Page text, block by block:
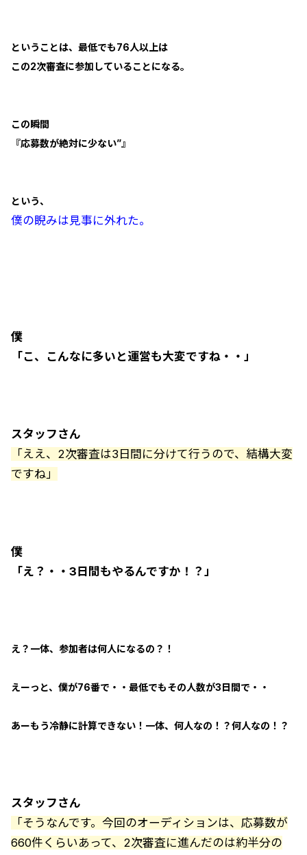
ということは、最低でも76人以上は
この2次審査に参加していることになる。
この瞬間
『応募数が絶対に少ない”』
という、
僕の睨みは見事に外れた。
僕
「こ、こんなに多いと運営も大変ですね・・」
スタッフさん
「ええ、2次審査は3日間に分けて行うので、結構大変
ですね」
僕
「え？・・3日間もやるんですか！？」
え？一体、参加者は何人になるの？！
えーっと、僕が76番で・・最低でもその人数が3日間で・・
あーもう冷静に計算できない！一体、何人なの！？何人なの！？
スタッフさん
「そうなんです。今回のオーディションは、応募数が
660件くらいあって、2次審査に進んだのは約半分の